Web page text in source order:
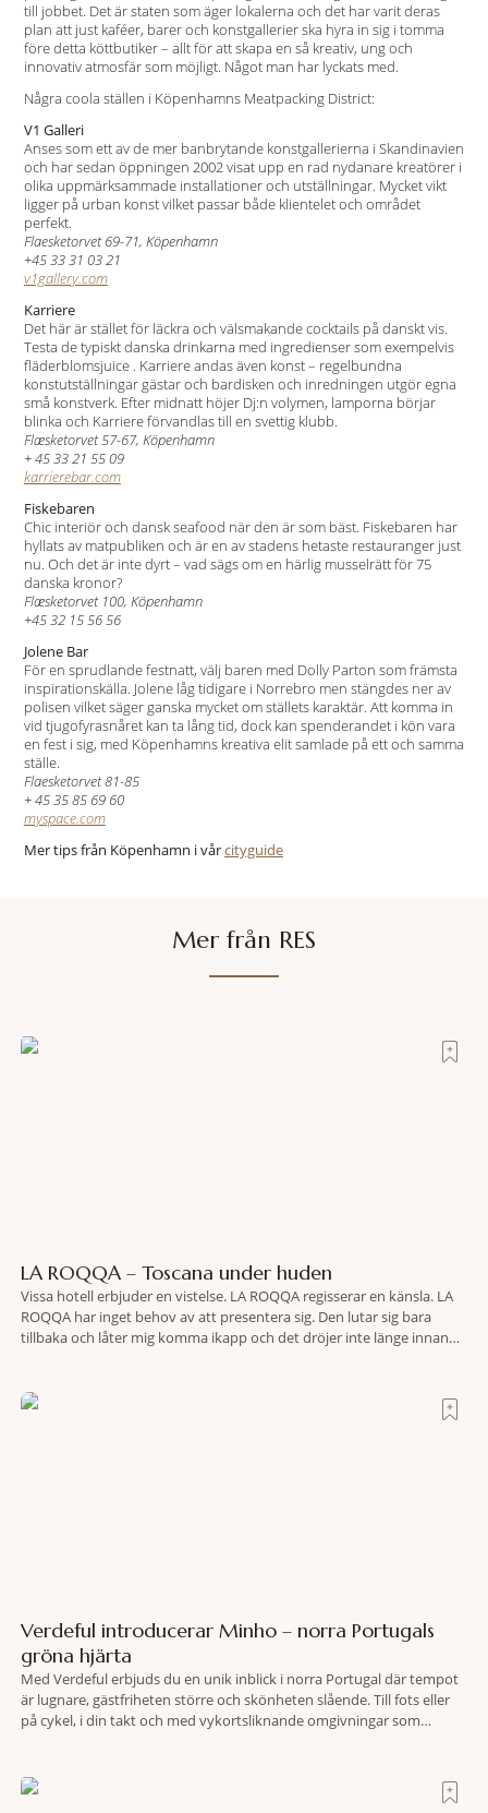
till jobbet. Det är staten som äger lokalerna och det har varit deras
plan att just kaféer, barer och konstgallerier ska hyra in sig i tomma
före detta köttbutiker – allt för att skapa en så kreativ, ung och
innovativ atmosfär som möjligt. Något man har lyckats med.
Några coola ställen i Köpenhamns Meatpacking District:
V1 Galleri
Anses som ett av de mer banbrytande konstgallerierna i Skandinavien
och har sedan öppningen 2002 visat upp en rad nydanare kreatörer i
olika uppmärksammade installationer och utställningar. Mycket vikt
ligger på urban konst vilket passar både klientelet och området
perfekt.
Flaesketorvet 69-71, Köpenhamn
+45 33 31 03 21
v1gallery.com
Karriere
Det här är stället för läckra och välsmakande cocktails på danskt vis.
Testa de typiskt danska drinkarna med ingredienser som exempelvis
fläderblomsjuice . Karriere andas även konst – regelbundna
konstutställningar gästar och bardisken och inredningen utgör egna
små konstverk. Efter midnatt höjer Dj:n volymen, lamporna börjar
blinka och Karriere förvandlas till en svettig klubb.
Flæsketorvet 57-67, Köpenhamn
+ 45 33 21 55 09
karrierebar.com
Fiskebaren
Chic interiör och dansk seafood när den är som bäst. Fiskebaren har
hyllats av matpubliken och är en av stadens hetaste restauranger just
nu. Och det är inte dyrt – vad sägs om en härlig musselrätt för 75
danska kronor?
Flæsketorvet 100, Köpenhamn
+45 32 15 56 56
Jolene Bar
För en sprudlande festnatt, välj baren med Dolly Parton som främsta
inspirationskälla. Jolene låg tidigare i Norrebro men stängdes ner av
polisen vilket säger ganska mycket om ställets karaktär. Att komma in
vid tjugofyrasnåret kan ta lång tid, dock kan spenderandet i kön vara
en fest i sig, med Köpenhamns kreativa elit samlade på ett och samma
ställe.
Flaesketorvet 81-85
+ 45 35 85 69 60
myspace.com
Mer tips från Köpenhamn i vårcityguide
Mer från RES
LA ROQQA – Toscana under huden
Vissa hotell erbjuder en vistelse. LA ROQQA regisserar en känsla. LA
ROQQA har inget behov av att presentera sig. Den lutar sig bara
tillbaka och låter mig komma ikapp och det dröjer inte länge innan
Verdeful introducerar Minho – norra Portugals
gröna hjärta
Med Verdeful erbjuds du en unik inblick i norra Portugal där tempot
är lugnare, gästfriheten större och skönheten slående. Till fots eller
på cykel, i din takt och med vykortsliknande omgivningar som
travel när det